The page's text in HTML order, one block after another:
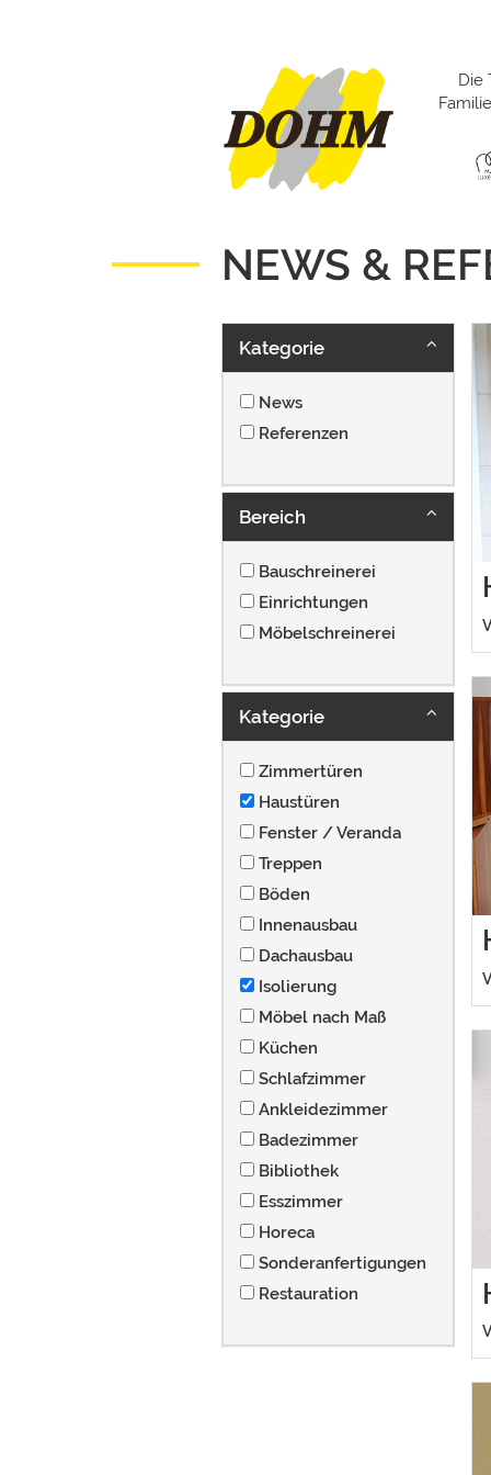
Die
NEWS &
Kategorie
News
Referenzen
Bereich
Bauschreinerei
Einrichtungen
Möbelschreinerei
Kategorie
Zimmertüren
Haustüren
Fenster / Veranda
Treppen
Böden
Innenausbau
Dachausbau
Isolierung
Möbel nach Maß
Küchen
Schlafzimmer
Ankleidezimmer
Badezimmer
Bibliothek
Esszimmer
Horeca
Sonderanfertigungen
Restauration